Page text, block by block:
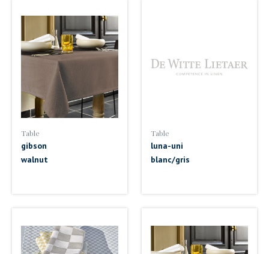
Table
gibson
walnut
Table
luna-uni
blanc/gris